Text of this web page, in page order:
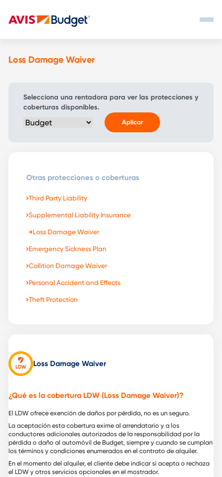
Loss Damage Waiver
Selecciona una rentadora para ver las protecciones y
coberturas disponibles.
Aplicar
Loss Damage Waiver
¿Qué es la cobertura LDW (Loss Damage Waiver)?
El LDW ofrece exención de daños por pérdida, no es un seguro.
La aceptación esta cobertura exime al arrendatario y a los
conductores adicionales autorizados de la responsabilidad por la
pérdida o daño al automóvil de Budget, siempre y cuando se cumplan
los términos y condiciones enumerados en el contrato de alquiler.
En el momento del alquiler, el cliente debe indicar si acepta o rechaza
el LDW y otros servicios opcionales en el mostrador.
Otras protecciones o coberturas
Third Party Liability
Supplemental Liability Insurance
Loss Damage Waiver
Emergency Sickness Plan
Collition Damage Waiver
Personal Accident and Effects
Theft Protection